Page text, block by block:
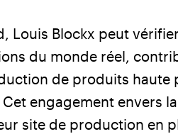
Louis Blockx peut
du monde réel,
de produits haute
engagement envers
site de production en